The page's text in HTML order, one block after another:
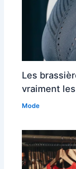
Les
vraiment
Mode